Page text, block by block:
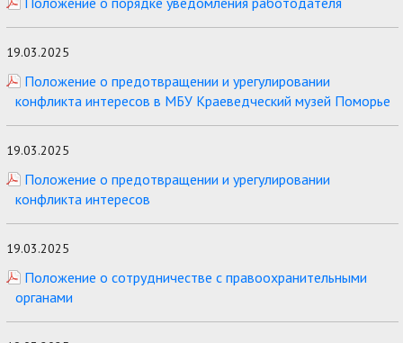
19.03.2025
Положение о предотвращении и урегулировании
конфликта интересов в МБУ Краеведческий музей Поморье
19.03.2025
Положение о предотвращении и урегулировании
конфликта интересов
19.03.2025
Положение о сотрудничестве с правоохранительными
органами